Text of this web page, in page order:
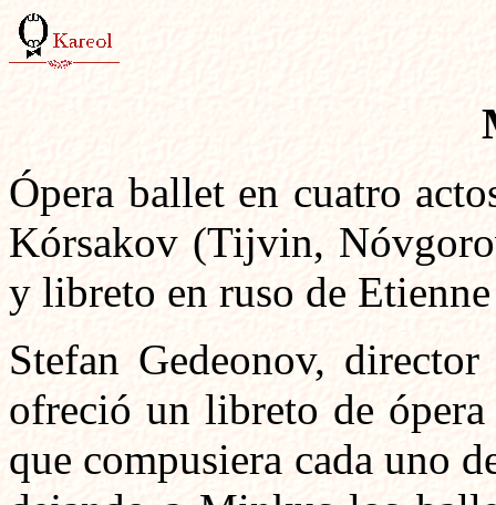
Ópera ballet en cuatro
Kórsakov (Tijvin,
y libreto en ruso de
Stefan Gedeonov,
ofreció un libreto de
que compusiera cada uno